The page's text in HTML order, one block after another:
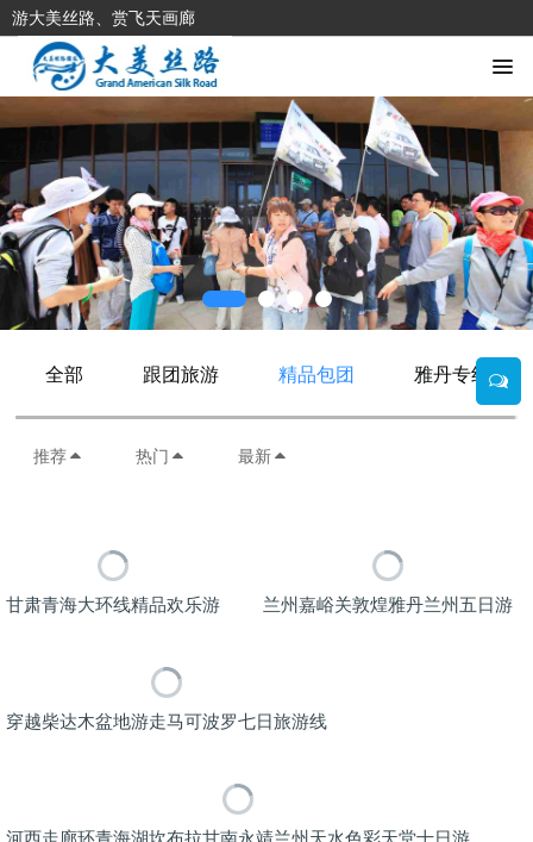
游大美丝路、赏飞天画廊
全部 跟团旅游 精品包团 雅丹专线
推荐 热门 最新
甘肃青海大环线精品欢乐游 兰州嘉峪关敦煌雅丹兰州五日游
穿越柴达木盆地游走马可波罗七日旅游线